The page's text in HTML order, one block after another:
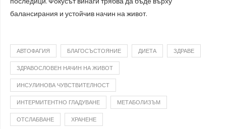
балансирания и устойчив начин на живот.
АВТОФАГИЯ БЛАГОСЪСТОЯНИЕ ДИЕТА ЗДРАВЕ
ЗДРАВОСЛОВЕН НАЧИН НА ЖИВОТ
ИНСУЛИНОВА ЧУВСТВИТЕЛНОСТ
ИНТЕРМИТЕНТНО ГЛАДУВАНЕ МЕТАБОЛИЗЪМ
ОТСЛАБВАНЕ ХРАНЕНЕ